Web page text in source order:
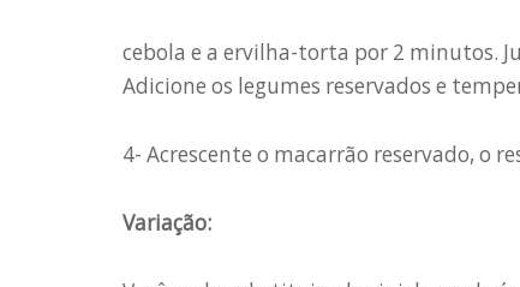
cebola e a ervilha-torta por 2 minutos.
Adicione os legumes reservados e
4- Acrescente o macarrão reservado, o
Variação: